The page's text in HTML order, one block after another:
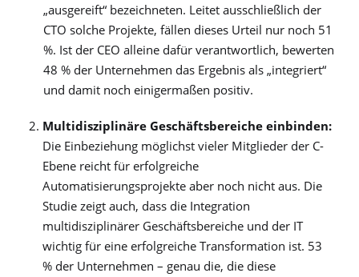
„ausgereift“ bezeichneten. Leitet ausschließlich der
CTO solche Projekte, fällen dieses Urteil nur noch 51
%. Ist der CEO alleine dafür verantwortlich, bewerten
48 % der Unternehmen das Ergebnis als „integriert“
und damit noch einigermaßen positiv.
Multidisziplinäre Geschäftsbereiche einbinden:
Die Einbeziehung möglichst vieler Mitglieder der C-
Ebene reicht für erfolgreiche
Automatisierungsprojekte aber noch nicht aus. Die
Studie zeigt auch, dass die Integration
multidisziplinärer Geschäftsbereiche und der IT
wichtig für eine erfolgreiche Transformation ist. 53
% der Unternehmen – genau die, die diese